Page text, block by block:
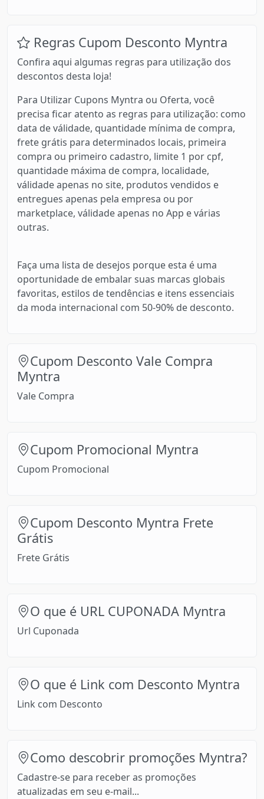
Regras Cupom Desconto Myntra
Confira aqui algumas regras para utilização dos
descontos desta loja!
Para Utilizar Cupons Myntra ou Oferta, você
precisa ficar atento as regras para utilização: como
data de válidade, quantidade mínima de compra,
frete grátis para determinados locais, primeira
compra ou primeiro cadastro, limite 1 por cpf,
quantidade máxima de compra, localidade,
válidade apenas no site, produtos vendidos e
entregues apenas pela empresa ou por
marketplace, válidade apenas no App e várias
outras.
Faça uma lista de desejos porque esta é uma
oportunidade de embalar suas marcas globais
favoritas, estilos de tendências e itens essenciais
da moda internacional com 50-90% de desconto.
Cupom Desconto Vale Compra
Myntra
Vale Compra
Cupom Promocional Myntra
Cupom Promocional
Cupom Desconto Myntra Frete
Grátis
Frete Grátis
O que é URL CUPONADA Myntra
Url Cuponada
O que é Link com Desconto Myntra
Link com Desconto
Como descobrir promoções Myntra?
Cadastre-se para receber as promoções
atualizadas em seu e-mail...